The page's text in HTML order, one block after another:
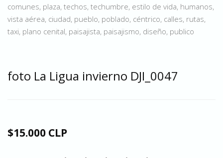
comunes, plaza, techos, techumbre, estilo de vida, humanos,
vista aérea, ciudad, pueblo, poblado, céntrico, calles, rutas,
taxi, plano cenital, paisajista, paisajismo, diseño, publico
foto La Ligua invierno DJI_0047
$15.000 CLP